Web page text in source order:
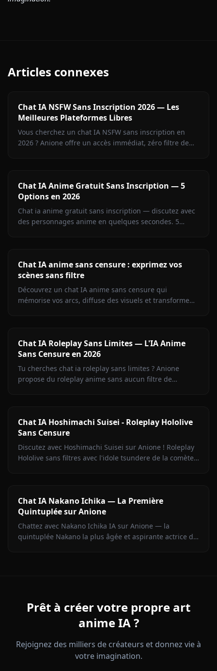
Articles connexes
Chat IA NSFW Sans Inscription 2026 — Les
Meilleures Plateformes Libres
Vous cherchez un chat IA NSFW sans inscription en
2026 ? Anione offre un accès immédiat, zéro filtre de
Chat IA Anime Gratuit Sans Inscription — 5
Options en 2026
Chat ia anime gratuit sans inscription — discutez avec
des personnages anime en quelques secondes. 5
Chat IA anime sans censure : exprimez vos
scènes sans filtre
Découvrez un chat IA anime sans censure qui
mémorise vos arcs, diffuse des visuels et transforme
Chat IA Roleplay Sans Limites — L'IA Anime
Sans Censure en 2026
Tu cherches chat ia roleplay sans limites ? Anione
propose du roleplay anime sans aucun filtre de
Chat IA Hoshimachi Suisei - Roleplay Hololive
Sans Censure
Discutez avec Hoshimachi Suisei sur Anione ! Roleplay
Hololive sans filtres avec l'idole tsundere de la comète.
Chat IA Nakano Ichika — La Première
Quintuplée sur Anione
Chattez avec Nakano Ichika IA sur Anione — la
quintuplée Nakano la plus âgée et aspirante actrice de
Prêt à créer votre propre art
anime IA ?
Rejoignez des milliers de créateurs et donnez vie à
votre imagination.